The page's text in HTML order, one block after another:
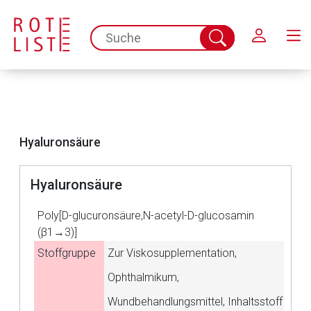
spc.search.input.placeholder
Suche
abschicken
Hyaluronsäure
Hyaluronsäure
Poly[D-glucuronsäure,N-acetyl-D-glucosamin
(β1→3)]
Stoffgruppe
Zur Viskosupplementation,
Ophthalmikum,
Wundbehandlungsmittel, Inhaltsstoff
Aufruf einer externen Seite